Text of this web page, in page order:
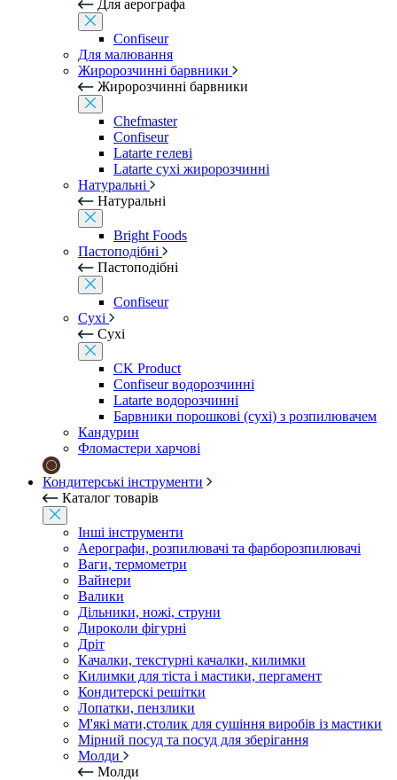
Для аерографа
Confiseur
Для малювання
Жиророзчинні барвники
Жиророзчинні барвники
Chefmaster
Confiseur
Latarte гелеві
Latarte сухі жиророзчинні
Натуральні
Натуральні
Bright Foods
Пастоподібні
Пастоподібні
Confiseur
Сухі
Сухі
CK Product
Confiseur водорозчинні
Latarte водорозчинні
Барвники порошкові (сухі) з розпилювачем
Кандурин
Фломастери харчові
Кондитерські інструменти
Каталог товарів
Інші інструменти
Аерографи, розпилювачі та фарборозпилювачі
Ваги, термометри
Вайнери
Валики
Дільники, ножі, струни
Дироколи фігурні
Дріт
Качалки, текстурні качалки, килимки
Килимки для тіста і мастики, пергамент
Кондитерскі решітки
Лопатки, пензлики
М'які мати,столик для сушіння виробів із мастики
Мірний посуд та посуд для зберігання
Молди
Молди